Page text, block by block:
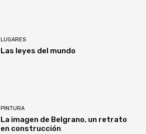
LUGARES
Las leyes del mundo
PINTURA
La imagen de Belgrano, un retrato
en construcción